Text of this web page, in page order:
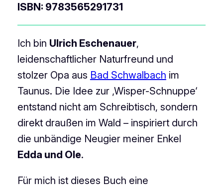
ISBN: 9783565291731
Ich bin Ulrich Eschenauer,
leidenschaftlicher Naturfreund und
stolzer Opa aus Bad Schwalbach im
Taunus. Die Idee zur ‚Wisper-Schnuppe‘
entstand nicht am Schreibtisch, sondern
direkt draußen im Wald – inspiriert durch
die unbändige Neugier meiner Enkel
Edda und Ole.
Für mich ist dieses Buch eine